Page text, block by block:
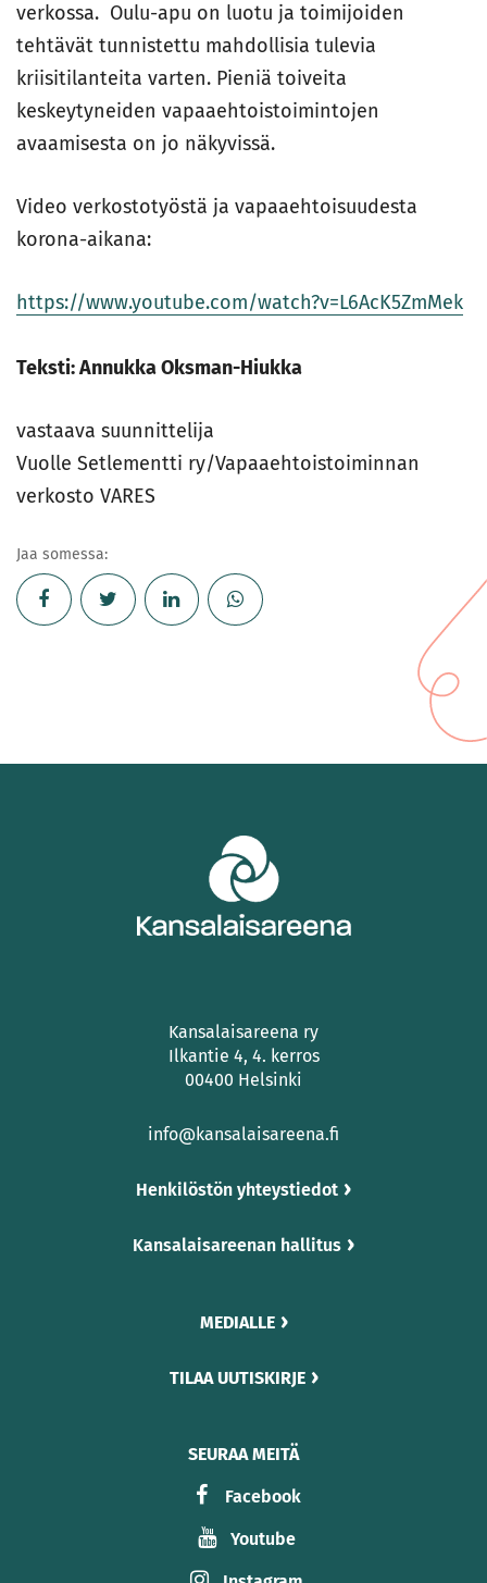
verkossa. Oulu-apu on luotu ja toimijoiden
tehtävät tunnistettu mahdollisia tulevia
kriisitilanteita varten. Pieniä toiveita
keskeytyneiden vapaaehtoistoimintojen
avaamisesta on jo näkyvissä.
Video verkostotyöstä ja vapaaehtoisuudesta
korona-aikana:
https://www.youtube.com/watch?v=L6AcK5ZmMek
Teksti: Annukka Oksman-Hiukka
vastaava suunnittelija
Vuolle Setlementti ry/Vapaaehtoistoiminnan
verkosto VARES
Jaa somessa:
Kansalaisareena ry
Ilkantie 4, 4. kerros
00400 Helsinki
info@kansalaisareena.fi
Henkilöstön yhteystiedot
Kansalaisareenan hallitus
MEDIALLE
TILAA UUTISKIRJE
SEURAA MEITÄ
Facebook
Youtube